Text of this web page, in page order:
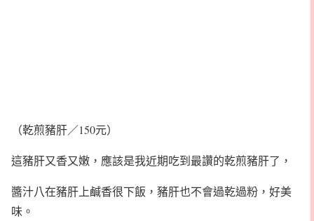
（乾煎豬肝／150元）
這豬肝又香又嫩，應該是我近期吃到最讚的乾煎豬肝了，
醬汁八在豬肝上鹹香很下飯，豬肝也不會過乾過粉，好美
味。